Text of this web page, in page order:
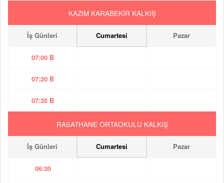
KAZIM KARABEKİR KALKIŞ
İş Günleri Cumartesi Pazar
07:00 B
07:20 B
07:35 B
RASATHANE ORTAOKULU KALKIŞ
İş Günleri Cumartesi Pazar
06:30